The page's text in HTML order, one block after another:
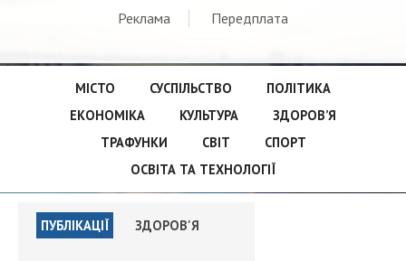
Реклама
Передплата
МІСТО СУСПІЛЬСТВО
ПОЛІТИКА
ЕКОНОМІКА
КУЛЬТУРА
ЗДОРОВ’Я
ТРАФУНКИ
СВІТ
СПОРТ
ОСВІТА ТА ТЕХНОЛОГІЇ
ПУБЛІКАЦІЇ ЗДОРОВ'Я